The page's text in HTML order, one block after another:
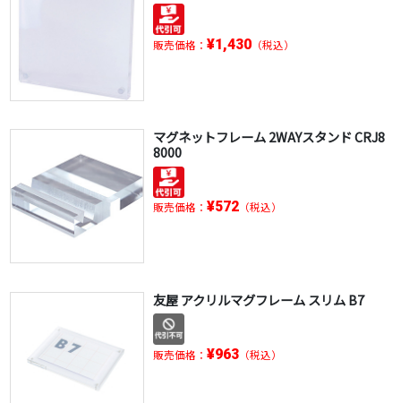
販売価格： ¥1,430（税込）
マグネットフレーム 2WAYスタンド CRJ8
8000
販売価格： ¥572（税込）
友屋 アクリルマグフレーム スリム B7
販売価格： ¥963（税込）